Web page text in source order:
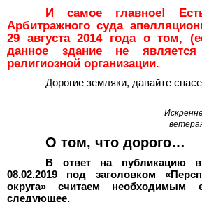
И самое главное!
Арбитражного суда
29 августа 2014 года о том,
данное здание не является
религиозной организации.
Дорогие земляки, давайте
О том, что дорого…
В ответ на публикацию
08.02.2019 под заголовком
округа» считаем необходимым
следующее.